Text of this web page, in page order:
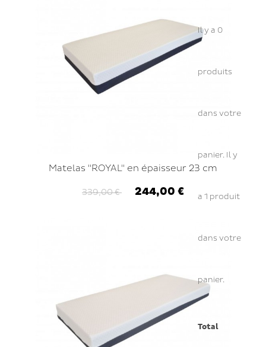
Il y a 0
produits
dans votre
panier. Il y
a 1 produit
dans votre
panier.
Total
Matelas "ROYAL" en épaisseur 23 cm
339,00 € 244,00 €